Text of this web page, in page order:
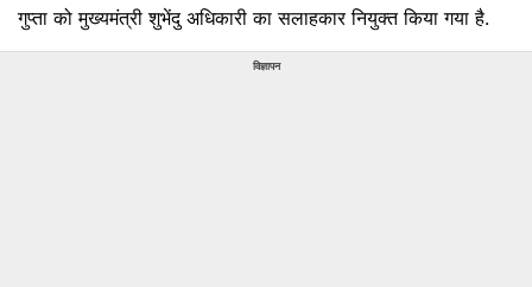
गुप्ता को मुख्यमंत्री शुभेंदु अधिकारी का सलाहकार नियुक्त किया गया है.
विज्ञापन